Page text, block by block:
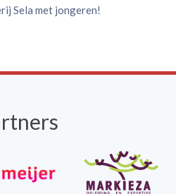
Sela met jongeren!